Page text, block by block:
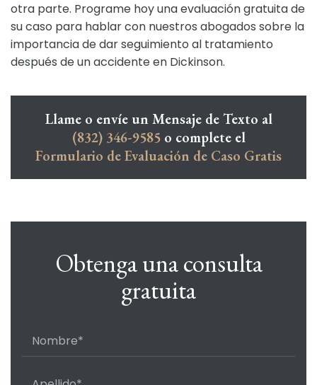
otra parte. Programe hoy una evaluación gratuita de
su caso para hablar con nuestros abogados sobre la
importancia de dar seguimiento al tratamiento
después de un accidente en Dickinson.
Llame o envíe un Mensaje de Texto al
(832) 346-9585o complete el
Formulario de Evaluación de Caso Gratis
Obtenga una consulta
gratuita